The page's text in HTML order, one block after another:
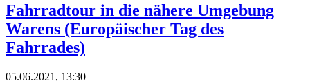
Fahrradtour in die nähere Umgebung
Warens (Europäischer Tag des
Fahrrades)
05.06.2021, 13:30